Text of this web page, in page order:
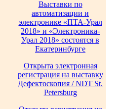
Выставки по
автоматизации и
электронике «ПТА-Урал
2018» и «Электроника-
Урал 2018» состоятся в
Екатеринбурге
Открыта электронная
регистрация на выставку
Дефектоскопия / NDT St.
Petersburg